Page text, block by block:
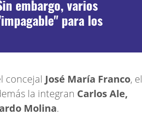
embargo, varios
para los
concejal José María Franco, el
la integran Carlos Ale,
Molina.